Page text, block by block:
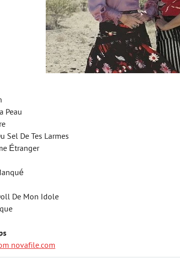
Peau
Sel De Tes Larmes
Étranger
De Mon Idole
novafile.com